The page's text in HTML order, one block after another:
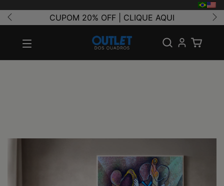
CUPOM 20% OFF | CLIQUE AQUI